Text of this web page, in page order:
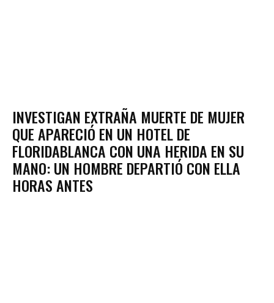
INVESTIGAN EXTRAÑA MUERTE DE MUJER
QUE APARECIÓ EN UN HOTEL DE
FLORIDABLANCA CON UNA HERIDA EN SU
MANO: UN HOMBRE DEPARTIÓ CON ELLA
HORAS ANTES